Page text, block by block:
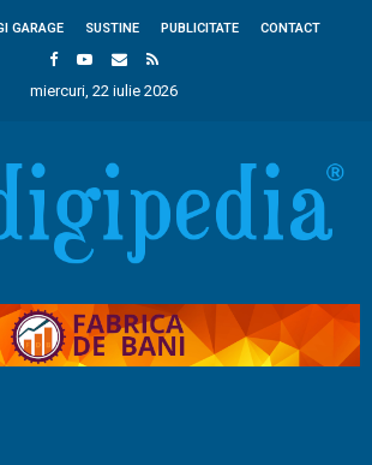
GARAGE SUSTINE PUBLICITATE CONTACT
miercuri, 22 iulie 2026